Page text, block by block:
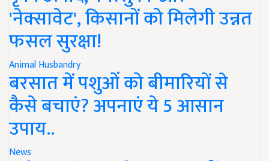
'नेक्सावेट', किसानों को मिलेगी उन्नत
फसल सुरक्षा!
Animal Husbandry
बरसात में पशुओं को बीमारियों से
कैसे बचाएं? अपनाएं ये 5 आसान
उपाय..
News